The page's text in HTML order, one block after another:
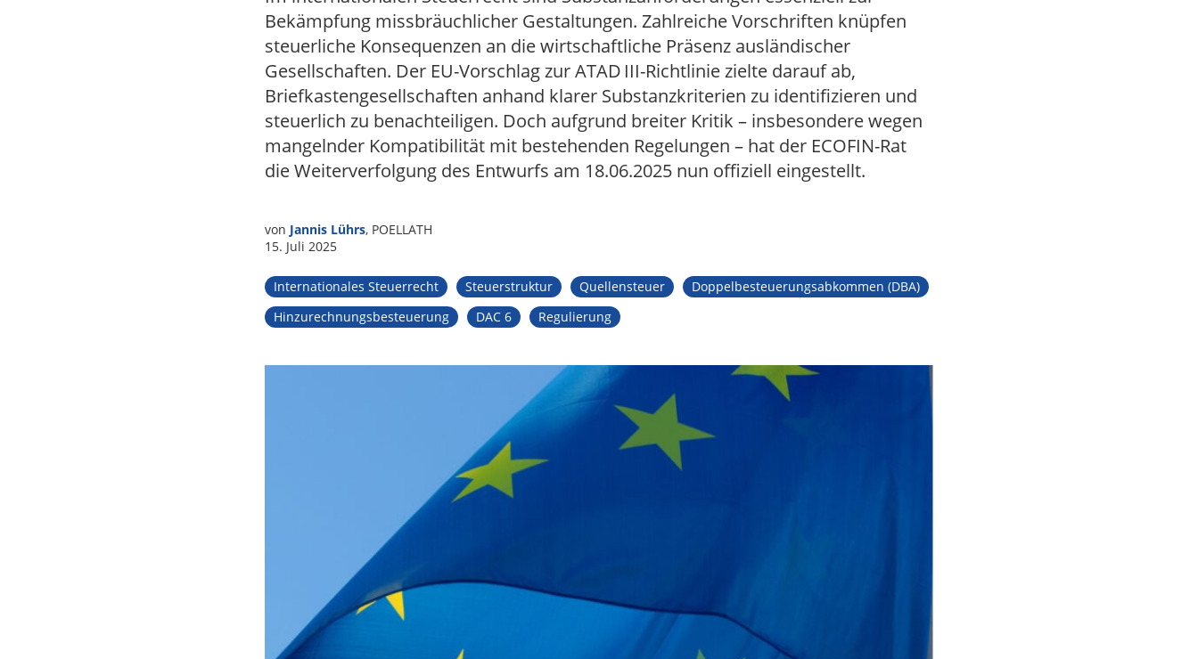
Bekämpfung missbräuchlicher Gestaltungen. Zahlreiche Vorschriften knüpfen
steuerliche Konsequenzen an die wirtschaftliche Präsenz ausländischer
Gesellschaften. Der EU-Vorschlag zur ATAD III-Richtlinie zielte darauf ab,
Briefkastengesellschaften anhand klarer Substanzkriterien zu identifizieren und
steuerlich zu benachteiligen. Doch aufgrund breiter Kritik – insbesondere wegen
mangelnder Kompatibilität mit bestehenden Regelungen – hat der ECOFIN-Rat
die Weiterverfolgung des Entwurfs am 18.06.2025 nun offiziell eingestellt.
von Jannis Lührs, POELLATH
15. Juli 2025
Internationales Steuerrecht Steuerstruktur Quellensteuer
Doppelbesteuerungsabkommen (DBA)
Hinzurechnungsbesteuerung
DAC 6 Regulierung